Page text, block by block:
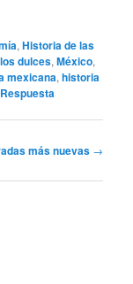
,Historia de las
dulces,México,
mexicana,historia
Respuesta
más nuevas →